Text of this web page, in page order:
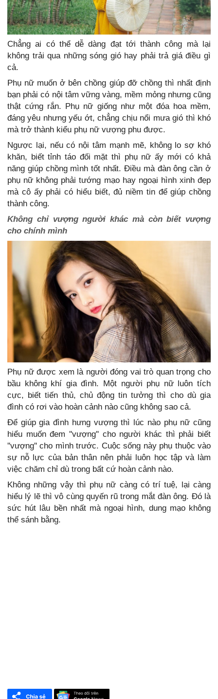
Chẳng ai có thể dễ dàng đạt tới thành công mà lại
không trải qua những sóng gió hay phải trả giá điều gì
cả.
Phụ nữ muốn ở bên chồng giúp đỡ chồng thì nhất định
bạn phải có nội tâm vững vàng, mềm mỏng nhưng cũng
thật cứng rắn. Phụ nữ giống như một đóa hoa mềm,
đáng yêu nhưng yếu ớt, chẳng chịu nổi mưa gió thì khó
mà trở thành kiểu phụ nữ vượng phu được.
Ngược lại, nếu có nội tâm mạnh mẽ, không lo sợ khó
khăn, biết tỉnh táo đối mặt thì phụ nữ ấy mới có khả
năng giúp chồng mình tốt nhất. Điều mà đàn ông cần ở
phụ nữ không phải tướng mạo hay ngoại hình xinh đẹp
mà cô ấy phải có hiểu biết, đủ niềm tin để giúp chồng
thành công.
Không chỉ vượng người khác mà còn biết vượng
cho chính mình
Phụ nữ được xem là người đóng vai trò quan trọng cho
bầu không khí gia đình. Một người phụ nữ luôn tích
cực, biết tiến thủ, chủ động tin tưởng thì cho dù gia
đình có rơi vào hoàn cảnh nào cũng không sao cả.
Để giúp gia đình hưng vượng thì lúc nào phụ nữ cũng
hiểu muốn đem ''vượng'' cho người khác thì phải biết
''vượng'' cho mình trước. Cuộc sống này phụ thuộc vào
sự nỗ lực của bản thân nên phải luôn học tập và làm
việc chăm chỉ dù trong bất cứ hoàn cảnh nào.
Không những vậy thì phụ nữ càng có trí tuệ, lại càng
hiểu lý lẽ thì vô cùng quyến rũ trong mắt đàn ông. Đó là
sức hút lâu bền nhất mà ngoại hình, dung mạo không
thể sánh bằng.